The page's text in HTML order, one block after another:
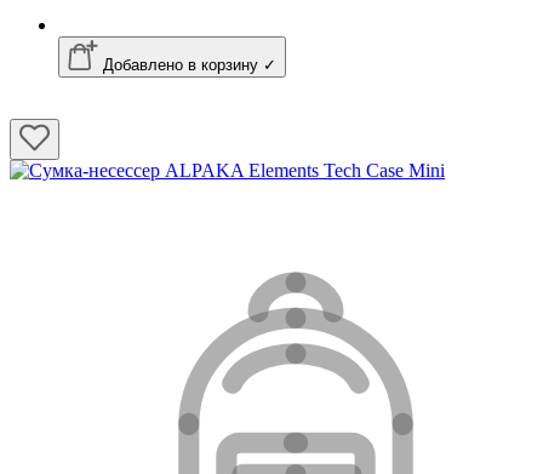
Добавлено в корзину ✓